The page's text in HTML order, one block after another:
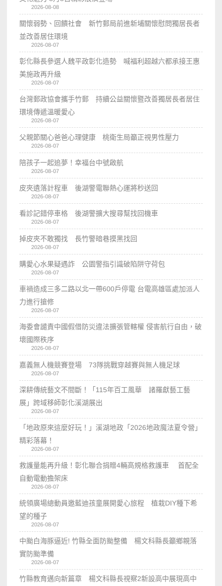
2026-08-08
關懷弱勢、回饋社會 新竹郵局前進新埔關懷慰問獨居長者
並改善居住環境
2026-08-07
彰化縣長參選人魏平政彰化造勢 喊福利超越六都承接王惠
美施政再升級
2026-08-07
台灣郵政協會攜手竹郵 持續公益關懷暨改善獨居長者居住
環境傳遞溫暖愛心
2026-08-07
父親節關心爸爸心理健康 桃衛生局籲正視男性壓力
2026-08-07
陪孩子一起追夢！幸福台中號啟航
2026-08-07
皮夾遺落計程車 後湖警電聯熱心運將秒送回
2026-08-07
看診記錯停車格 後湖警擴大搜尋幫找回機車
2026-08-07
掉皮夾不敢獨找 長竹警暗巷摸黑找回
2026-08-07
購愛心水果疑遇詐 公園警指引識破陷阱守荷包
2026-08-07
車禍造成三多二路以北一帶600戶停電 台電高雄區處加派人
力進行搶修
2026-08-07
海委會譴責中國假借防災違法擴張管轄權 侵害航行自由，破
壞國際秩序
2026-08-07
嘉義無人機競賽登場 73隊挑戰穿越賽與無人機足球
2026-08-07
深耕傳統藝文不間斷！「115年百工風華 諸羅獻藝工藝
展」跨域移師彰化溪湖展出
2026-08-07
「地政原來這麼好玩！」溪湖地政「2026地政魔法夏令營」
精彩落幕！
2026-08-07
救護量能再升級！彰化聯合捐贈4輛高規格救護車 首配全
自動電動擔架床
2026-08-07
統領廣場總動員邀藍迪孩童展開愛心旅程 植栽DIY種下希
望的種子
2026-08-07
中颱白海豚逼近! 竹縣全面防颱整備 楊文科縣長籲鄉親落
實防颱準備
2026-08-07
竹縣教育邁向新篇章 楊文科縣長視察2新設高中展現高中